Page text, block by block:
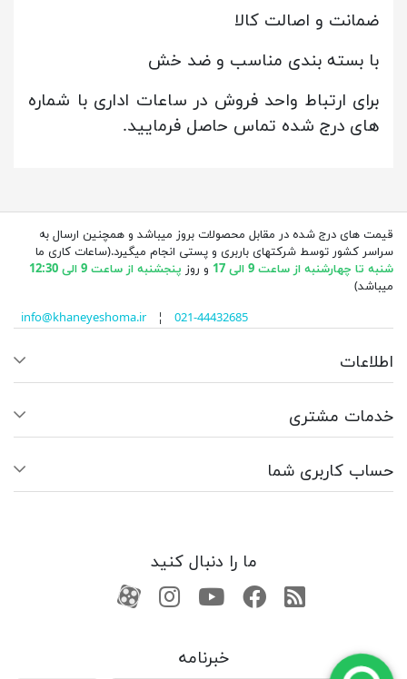
ضمانت و اصالت کالا
با بسته بندی مناسب و ضد خش
برای ارتباط واحد فروش در ساعات اداری با شماره
های درج شده تماس حاصل فرمایید.
قیمت های درج شده در مقابل محصولات بروز میباشد و همچنین ارسال به
سراسر کشور توسط شرکتهای باربری و پستی انجام میگیرد.(ساعات کاری ما
شنبه تا چهارشنبه از ساعت 9 الی 17
و روز پنجشنبه از ساعت 9 الی 12:30
میباشد)
info@khaneyeshoma.ir¦ 021-44432685
اطلاعات
خدمات مشتری
حساب کاربری شما
ما را دنبال کنید
RSSفیسبوکیوتیوبکانال آپارات
کانال آپارات
خبرنامه